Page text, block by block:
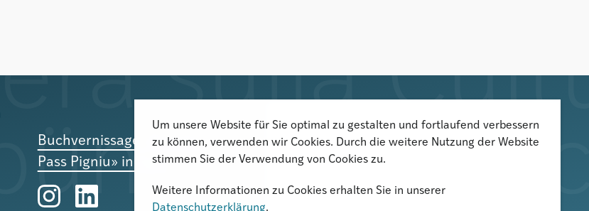
Buchvernissage «Panixer -
Pass Pigniu» in Ilanz
Der Newsletter informiert über
aktuelle Veranstaltungen,
Forschungsprojekte
Um unsere Website für Sie optimal zu gestalten und fortlaufend verbessern
zu können, verwenden wir Cookies. Durch die weitere Nutzung der Website
stimmen Sie der Verwendung von Cookies zu.
Weitere Informationen zu Cookies erhalten Sie in unserer
Datenschutzerklärung.